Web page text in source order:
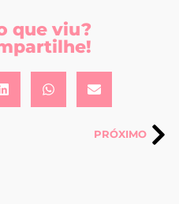
que viu?
PRÓXIMO